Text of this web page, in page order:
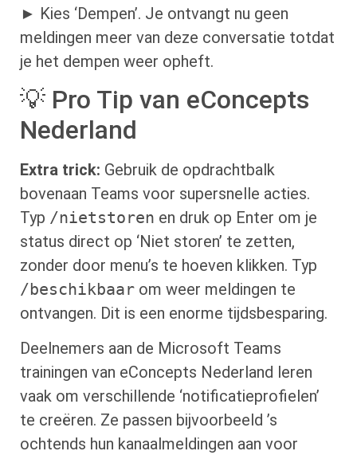
► Kies ‘Dempen’. Je ontvangt nu geen
meldingen meer van deze conversatie totdat
je het dempen weer opheft.
💡 Pro Tip van eConcepts
Nederland
Extra trick: Gebruik de opdrachtbalk
bovenaan Teams voor supersnelle acties.
Typ /nietstoren en druk op Enter om je
status direct op ‘Niet storen’ te zetten,
zonder door menu’s te hoeven klikken. Typ
/beschikbaar om weer meldingen te
ontvangen. Dit is een enorme tijdsbesparing.
Deelnemers aan de Microsoft Teams
trainingen van eConcepts Nederland leren
vaak om verschillende ‘notificatieprofielen’
te creëren. Ze passen bijvoorbeeld ’s
ochtends hun kanaalmeldingen aan voor